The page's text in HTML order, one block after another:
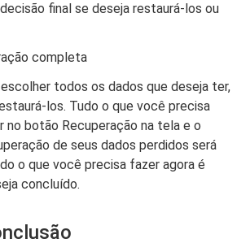
final se deseja restaurá-los ou
completa
todos os dados que deseja ter,
los. Tudo o que você precisa
no botão Recuperação na tela e o
de seus dados perdidos será
o que você precisa fazer agora é
concluído.